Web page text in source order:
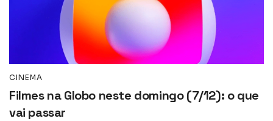
CINEMA
Filmes na Globo neste domingo (7/12): o que
vai passar